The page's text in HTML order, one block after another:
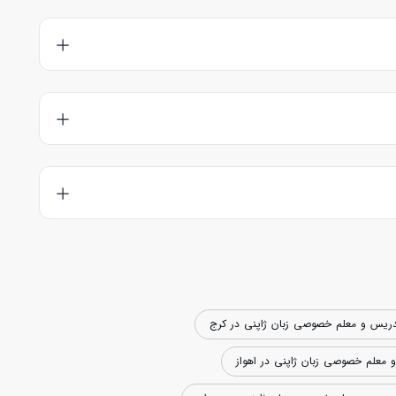
طرف نسبت به هم شناخت نسبی پیدا می‌کنند؛ هم زبان آموز با
اند کلاس رزرو کنید. هم چنین می‌توانید قبل از رزرو با استاد
و معلم خصوصی زبان ژاپنی در کرج
خصوصی زبان ژاپنی در اهواز